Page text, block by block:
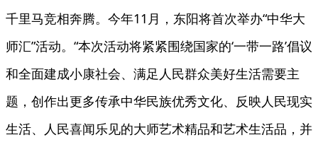
千里马竞相奔腾。今年11月，东阳将首次举办“中华大
师汇”活动。“本次活动将紧紧围绕国家的‘一带一路’倡议
和全面建成小康社会、满足人民群众美好生活需要主
题，创作出更多传承中华民族优秀文化、反映人民现实
生活、人民喜闻乐见的大师艺术精品和艺术生活品，并